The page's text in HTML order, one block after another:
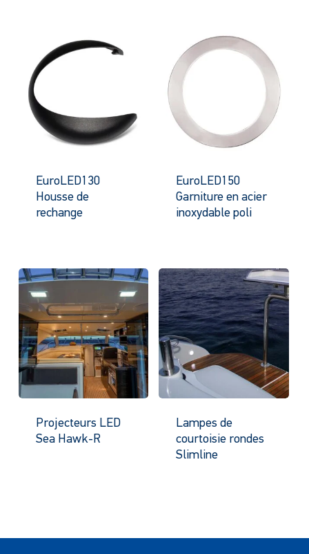
EuroLED130
Housse de
rechange
EuroLED150
Garniture en acier
inoxydable poli
Projecteurs LED
Sea Hawk-R
Lampes de
courtoisie rondes
Slimline